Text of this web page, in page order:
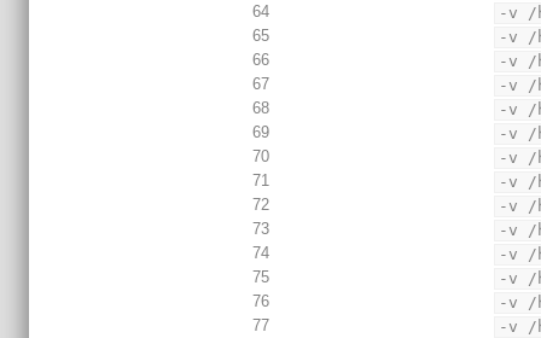
64
-v /
65
-v /
66
-v /
67
-v /
68
-v /
69
-v /
70
-v /
71
-v /
72
-v /
73
-v /
74
-v /
75
-v /
76
-v /
77
-v /